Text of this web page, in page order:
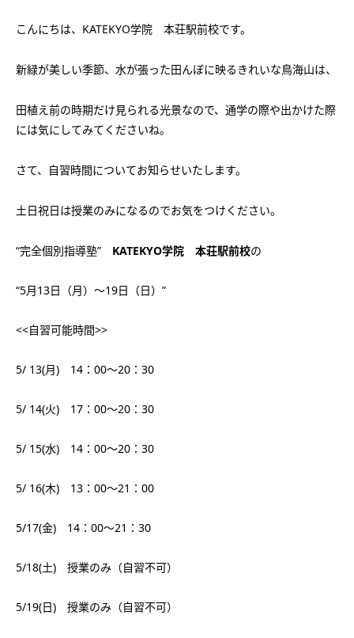
講師募集／営業員・事務員募集
会社概要
こんにちは、KATEKYO学院 本荘駅前校です。
新緑が美しい季節、水が張った田んぼに映るきれいな鳥海山は、
田植え前の時期だけ見られる光景なので、通学の際や出かけた際
には気にしてみてくださいね。
さて、自習時間についてお知らせいたします。
土日祝日は授業のみになるのでお気をつけください。
“完全個別指導塾” KATEKYO学院 本荘駅前校の
“5月13日（月）～19日（日）”
<<自習可能時間>>
5/ 13(月) 14：00～20：30
5/ 14(火) 17：00～20：30
5/ 15(水) 14：00～20：30
5/ 16(木) 13：00～21：00
5/17(金) 14：00～21：30
5/18(土) 授業のみ（自習不可）
5/19(日) 授業のみ（自習不可）